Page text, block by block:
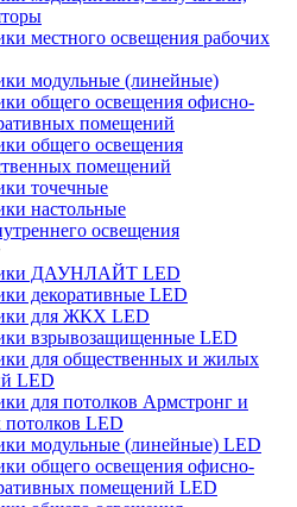
местного освещения рабочих
модульные (линейные)
общего освещения офисно-
помещений
общего освещения
помещений
точечные
настольные
освещения
ДАУНЛАЙТ LED
декоративные LED
для ЖКХ LED
взрывозащищенные LED
для общественных и жилых
LED
для потолков Армстронг и
потолков LED
модульные (линейные) LED
общего освещения офисно-
помещений LED